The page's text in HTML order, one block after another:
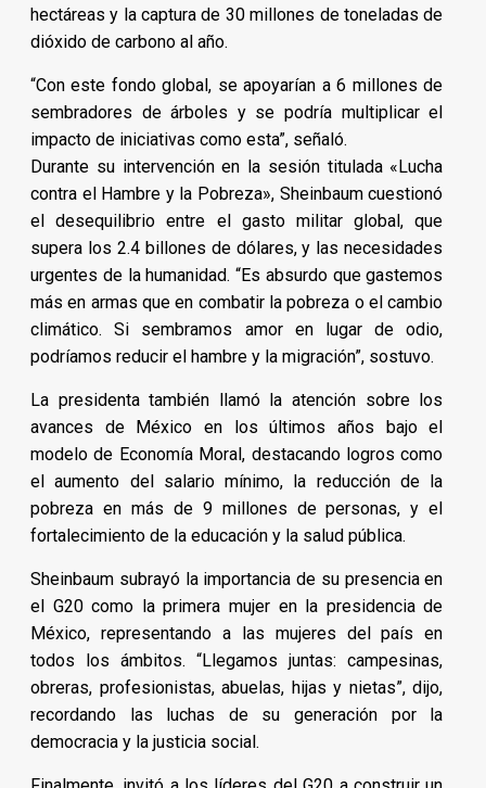
hectáreas y la captura de 30 millones de toneladas de
dióxido de carbono al año.
“Con este fondo global, se apoyarían a 6 millones de
sembradores de árboles y se podría multiplicar el
impacto de iniciativas como esta”, señaló.
Durante su intervención en la sesión titulada «Lucha
contra el Hambre y la Pobreza», Sheinbaum cuestionó
el desequilibrio entre el gasto militar global, que
supera los 2.4 billones de dólares, y las necesidades
urgentes de la humanidad. “Es absurdo que gastemos
más en armas que en combatir la pobreza o el cambio
climático. Si sembramos amor en lugar de odio,
podríamos reducir el hambre y la migración”, sostuvo.
La presidenta también llamó la atención sobre los
avances de México en los últimos años bajo el
modelo de Economía Moral, destacando logros como
el aumento del salario mínimo, la reducción de la
pobreza en más de 9 millones de personas, y el
fortalecimiento de la educación y la salud pública.
Sheinbaum subrayó la importancia de su presencia en
el G20 como la primera mujer en la presidencia de
México, representando a las mujeres del país en
todos los ámbitos. “Llegamos juntas: campesinas,
obreras, profesionistas, abuelas, hijas y nietas”, dijo,
recordando las luchas de su generación por la
democracia y la justicia social.